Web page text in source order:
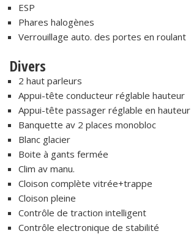
ESP
Phares halogènes
Verrouillage auto. des portes en roulant
Divers
2 haut parleurs
Appui-tête conducteur réglable hauteur
Appui-tête passager réglable en hauteur
Banquette av 2 places monobloc
Blanc glacier
Boite à gants fermée
Clim av manu.
Cloison complète vitrée+trappe
Cloison pleine
Contrôle de traction intelligent
Contrôle electronique de stabilité